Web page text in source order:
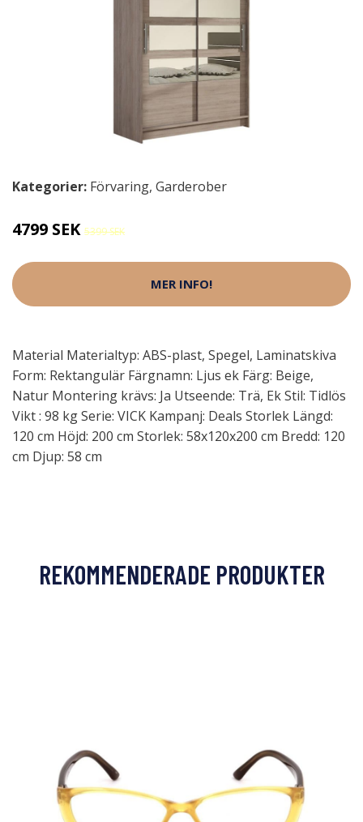
Kategorier: Förvaring, Garderober
4799 SEK 5399 SEK
MER INFO!
Material Materialtyp: ABS-plast, Spegel, Laminatskiva
Form: Rektangulär Färgnamn: Ljus ek Färg: Beige,
Natur Montering krävs: Ja Utseende: Trä, Ek Stil: Tidlös
Vikt : 98 kg Serie: VICK Kampanj: Deals Storlek Längd:
120 cm Höjd: 200 cm Storlek: 58x120x200 cm Bredd: 120
cm Djup: 58 cm
REKOMMENDERADE PRODUKTER